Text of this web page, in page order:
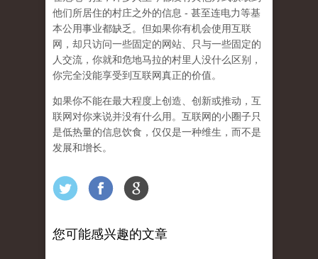
他们所居住的村庄之外的信息 - 甚至连电力等基
本公用事业都缺乏。但如果你有机会使用互联
网，却只访问一些固定的网站、只与一些固定的
人交流，你就和危地马拉的村里人没什么区别，
你完全没能享受到互联网真正的价值。
如果你不能在最大程度上创造、创新或推动，互
联网对你来说并没有什么用。互联网的小圈子只
是低热量的信息饮食，仅仅是一种维生，而不是
发展和增长。
您可能感兴趣的文章